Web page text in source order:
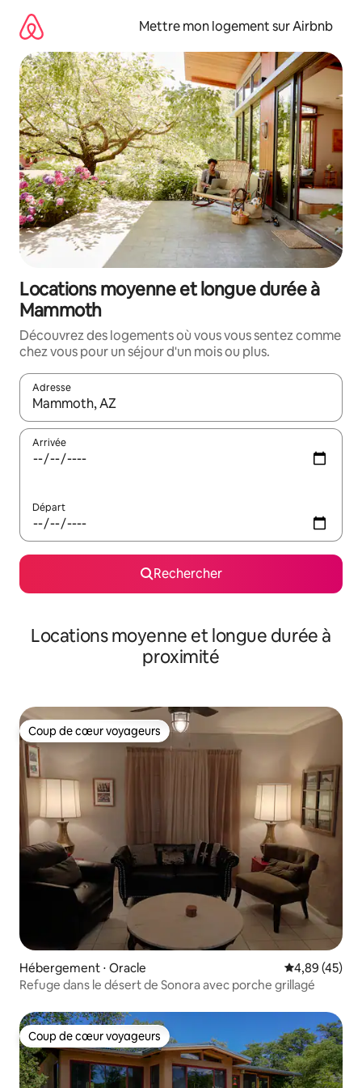
directement
contenu
Mettre mon logement sur Airbnb
Locations moyenne et longue durée à
Mammoth
Découvrez des logements où vous vous sentez comme
chez vous pour un séjour d'un mois ou plus.
Adresse
Lorsque les résultats s'affichent, utilisez les flèches vers le
Arrivée
Départ
Rechercher
Locations moyenne et longue durée à
proximité
Coup de cœur voyageurs
Coup de cœur voyageurs
Hébergement ⋅ Oracle Évaluation
4,89 (45)
Refuge dans le désert de Sonora avec porche grillagé
Coup de cœur voyageurs
Coup de cœur voyageurs